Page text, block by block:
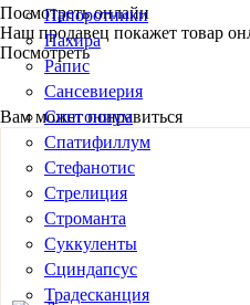
Папоротники
Пахира
Рапис
Сансевиерия
Сингониум
Спатифиллум
Стефанотис
Стрелиция
Строманта
Суккуленты
Сциндапсус
Традесканция
Посмотреть онлайн
Наш продавец покажет товар
Посмотреть
Вам может понравиться